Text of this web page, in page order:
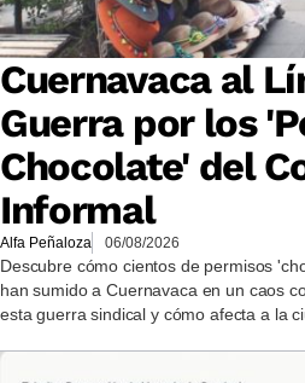
Cuernavaca al
Guerra por los
Chocolate' del
Informal
Alfa Peñaloza 06/08/2026
Descubre cómo cientos de permisos
han sumido a Cuernavaca en un caos
esta guerra sindical y cómo afecta a la